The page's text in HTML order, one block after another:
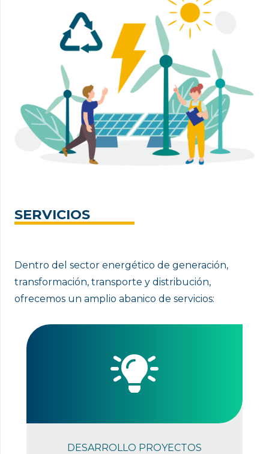
SERVICIOS
Dentro del sector energético de generación,
transformación, transporte y distribución,
ofrecemos un amplio abanico de servicios:
DESARROLLO PROYECTOS